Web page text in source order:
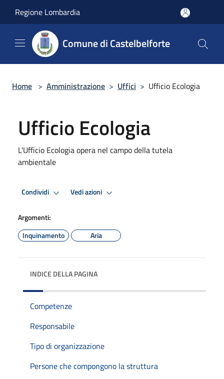
Regione Lombardia
Comune di Castelbelforte
Home > Amministrazione > Uffici > Ufficio Ecologia
Ufficio Ecologia
L'Ufficio Ecologia opera nel campo della tutela
ambientale
Condividi Vedi azioni
Argomenti:
Inquinamento
Aria
INDICE DELLA PAGINA
Competenze
Responsabile
Tipo di organizzazione
Persone che compongono la struttura